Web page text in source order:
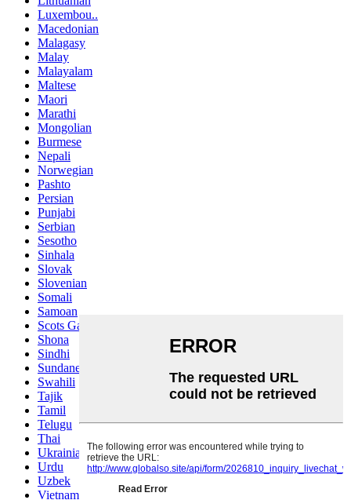
Luxembou..
Macedonian
Malagasy
Malay
Malayalam
Maltese
Maori
Marathi
Mongolian
Burmese
Nepali
Norwegian
Pashto
Persian
Punjabi
Serbian
Sesotho
Sinhala
Slovak
Slovenian
Somali
Samoan
Scots Gaelic
Shona
Sindhi
Sundanese
Swahili
Tajik
Tamil
Telugu
Thai
Ukrainian
Urdu
Uzbek
Vietnamese